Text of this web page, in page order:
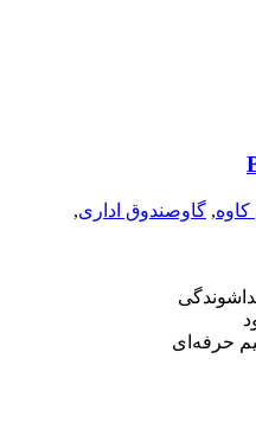
, گاوصندوق اداری,
حرفه‌ای